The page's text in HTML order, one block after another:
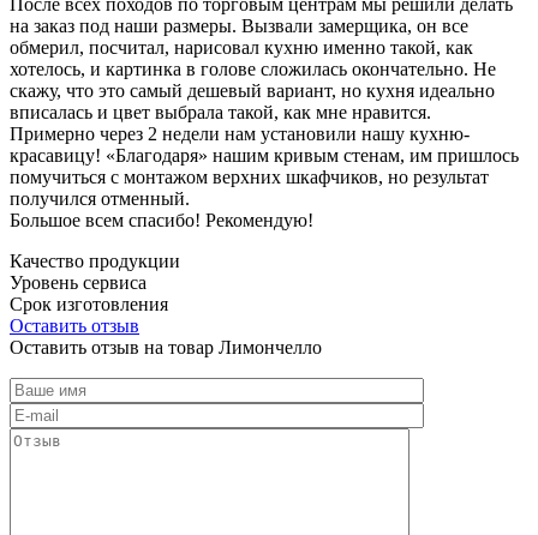
на заказ под наши размеры. Вызвали замерщика, он все
обмерил, посчитал, нарисовал кухню именно такой, как
хотелось, и картинка в голове сложилась окончательно. Не
скажу, что это самый дешевый вариант, но кухня идеально
вписалась и цвет выбрала такой, как мне нравится.
Примерно через 2 недели нам установили нашу кухню-
красавицу! «Благодаря» нашим кривым стенам, им пришлось
помучиться с монтажом верхних шкафчиков, но результат
получился отменный.
Большое всем спасибо! Рекомендую!
Качество продукции
Уровень сервиса
Срок изготовления
Оставить отзыв
Оставить отзыв на товар Лимончелло